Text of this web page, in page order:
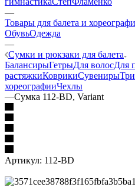
—
Товары для балета и
ОбувьОдежда
—
Сумки и рюкзаки для балета
БалансирыГетрыДля волосДля
растяжкиКоврикиСувениры
хореографииЧехлы
—Сумка 112-BD, Variant
Артикул: 112-BD